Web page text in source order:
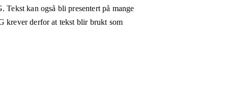
kan også bli presentert på mange
krever derfor at tekst blir brukt som